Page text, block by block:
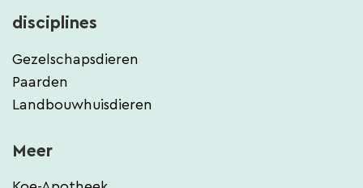
disciplines
Gezelschapsdieren
Paarden
Landbouwhuisdieren
Meer